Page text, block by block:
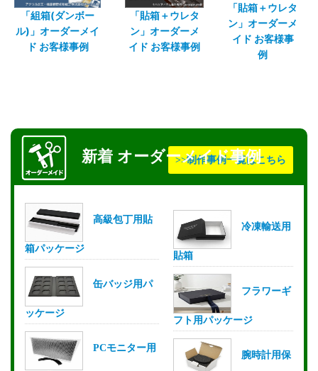
「組箱(ダンボー
ル)」オーダーメイ
ド お客様事例
「貼箱＋ウレタ
ン」オーダーメ
イド お客様事例
「貼箱＋ウレタ
ン」オーダーメ
イド お客様事
例